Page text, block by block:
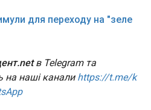
Республіки Корея
для переходу на "зеле
в Telegram та
на наші канали https://t.me/k